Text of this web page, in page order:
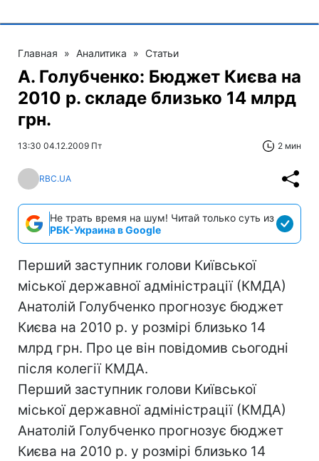
Главная » Аналитика » Статьи
А. Голубченко: Бюджет Києва на
2010 р. складе близько 14 млрд
грн.
13:30 04.12.2009 Пт 2 мин
RBC.UA
Не трать время на шум! Читай только суть из
РБК-Украина в Google
Перший заступник голови Київської
міської державної адміністрації (КМДА)
Анатолій Голубченко прогнозує бюджет
Києва на 2010 р. у розмірі близько 14
млрд грн. Про це він повідомив сьогодні
після колегії КМДА.
Перший заступник голови Київської
міської державної адміністрації (КМДА)
Анатолій Голубченко прогнозує бюджет
Києва на 2010 р. у розмірі близько 14